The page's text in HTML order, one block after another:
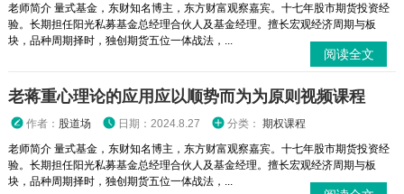
老师简介 量式基金，东财知名博主，东方财富观察嘉宾。十七年股市期货投资经
验。长期担任阳光私募基金总经理合伙人及基金经理。擅长宏观经济周期与板
块，品种周期择时，独创期货五位一体战法，...
阅读全文
老蒋重心理论的应用应以顺势而为为原则视频课程
作者： 股道场 日期：2024.8.27 分类： 期权课程
老师简介 量式基金，东财知名博主，东方财富观察嘉宾。十七年股市期货投资经
验。长期担任阳光私募基金总经理合伙人及基金经理。擅长宏观经济周期与板
块，品种周期择时，独创期货五位一体战法，...